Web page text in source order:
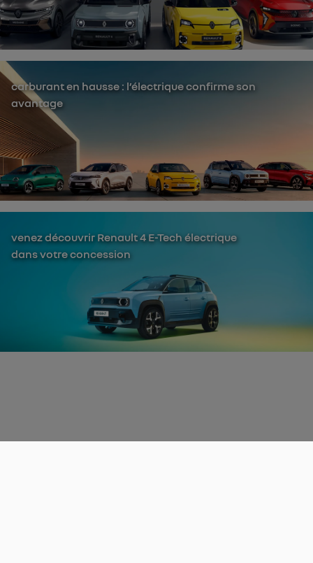
carburant en hausse : l’électrique confirme son
avantage
venez découvrir Renault 4 E-Tech électrique
dans votre concession